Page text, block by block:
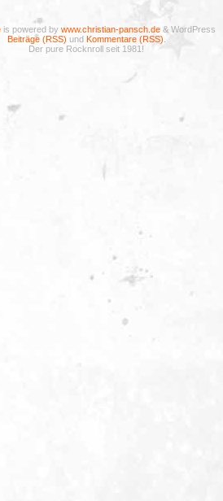
is powered by www.christian-pansch.de& WordPress
Beiträge (RSS) und Kommentare (RSS)
Der pure Rocknroll seit 1981!